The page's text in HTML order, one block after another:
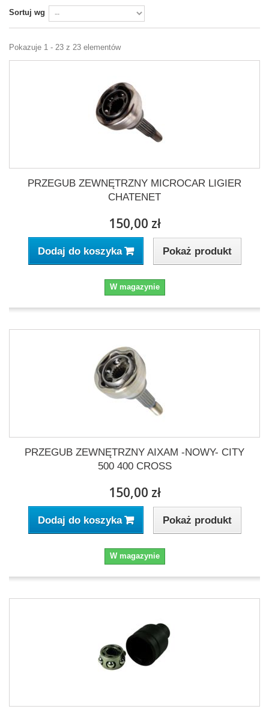
Sortuj wg
Pokazuje 1 - 23 z 23 elementów
PRZEGUB ZEWNĘTRZNY MICROCAR LIGIER
CHATENET
150,00 zł
Dodaj do koszyka Pokaż produkt
W magazynie
PRZEGUB ZEWNĘTRZNY AIXAM -NOWY- CITY
500 400 CROSS
150,00 zł
Dodaj do koszyka Pokaż produkt
W magazynie